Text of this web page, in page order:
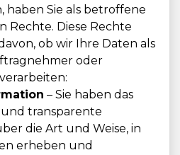
haben Sie als betroffene
Rechte. Diese Rechte
ob wir Ihre Daten als
oder
– Sie haben das
transparente
die Art und Weise, in
erheben und